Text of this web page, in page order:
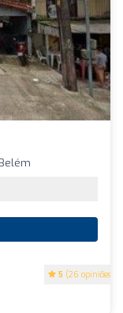
5 (26 opiniões)